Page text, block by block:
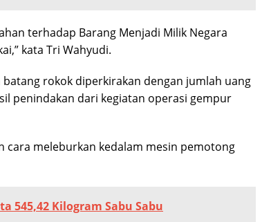
terhadap Barang Menjadi Milik Negara
kata Tri Wahyudi.
rokok diperkirakan dengan jumlah uang
penindakan dari kegiatan operasi gempur
cara meleburkan kedalam mesin pemotong
545,42 Kilogram Sabu Sabu